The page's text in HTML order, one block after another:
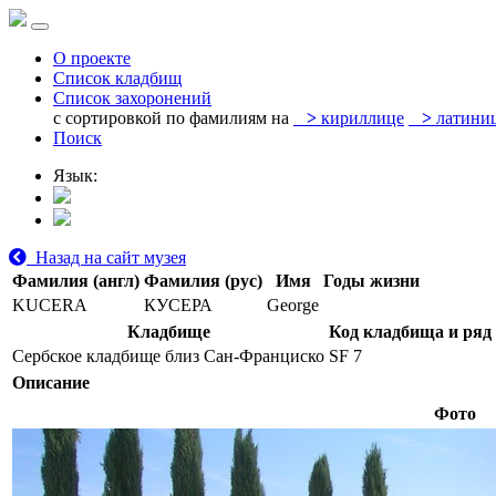
О проекте
Список кладбищ
Список захоронений
с сортировкой по фамилиям на
> кириллице >
Поиск
Язык:
Назад на сайт музея
Фамилия (англ) Фамилия (рус) Имя
Годы жизни
KUCERA
КУСЕРА
George
Кладбище
Код кладбища и ряд
Сербское кладбище близ Сан-Франциско SF 7
Описание
Фото